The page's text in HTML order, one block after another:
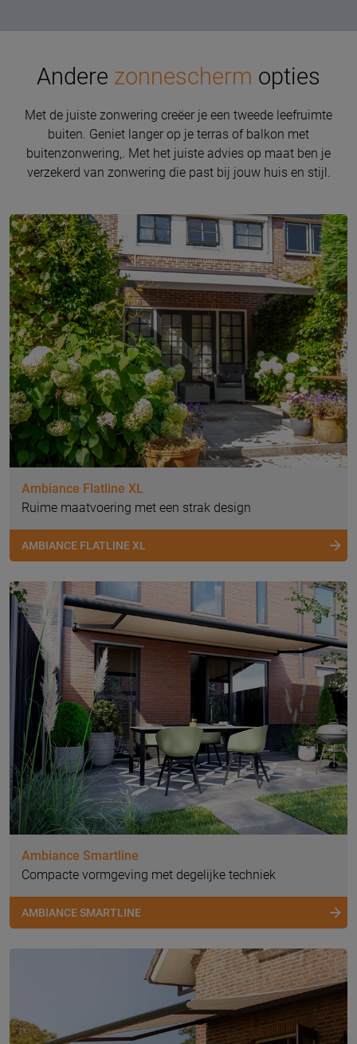
Andere zonnescherm opties
Met de juiste zonwering creëer je een tweede leefruimte
buiten. Geniet langer op je terras of balkon met
buitenzonwering,. Met het juiste advies op maat ben je
verzekerd van zonwering die past bij jouw huis en stijl.
Ambiance Flatline XL
Ruime maatvoering met een strak design
AMBIANCE FLATLINE XL
Ambiance Smartline
Compacte vormgeving met degelijke techniek
AMBIANCE SMARTLINE